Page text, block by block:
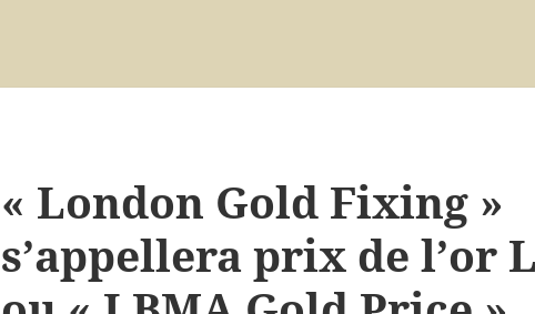
« London Gold Fixing »
s’appellera prix de l’or